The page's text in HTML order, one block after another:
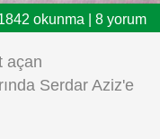
okunma | 8 yorum
açan
Serdar Aziz'e